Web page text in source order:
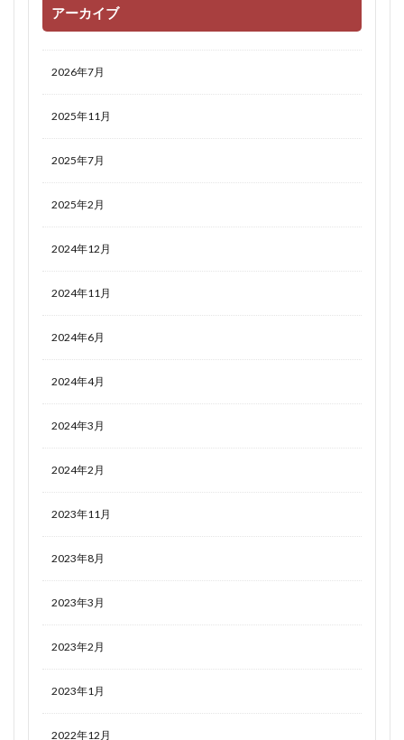
アーカイブ
2026年7月
2025年11月
2025年7月
2025年2月
2024年12月
2024年11月
2024年6月
2024年4月
2024年3月
2024年2月
2023年11月
2023年8月
2023年3月
2023年2月
2023年1月
2022年12月